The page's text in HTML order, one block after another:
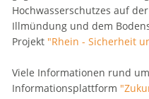
Hochwasserschutzes auf
Illmündung und dem
Projekt "Rhein - Sicherheit
Viele Informationen rund
Informationsplattform